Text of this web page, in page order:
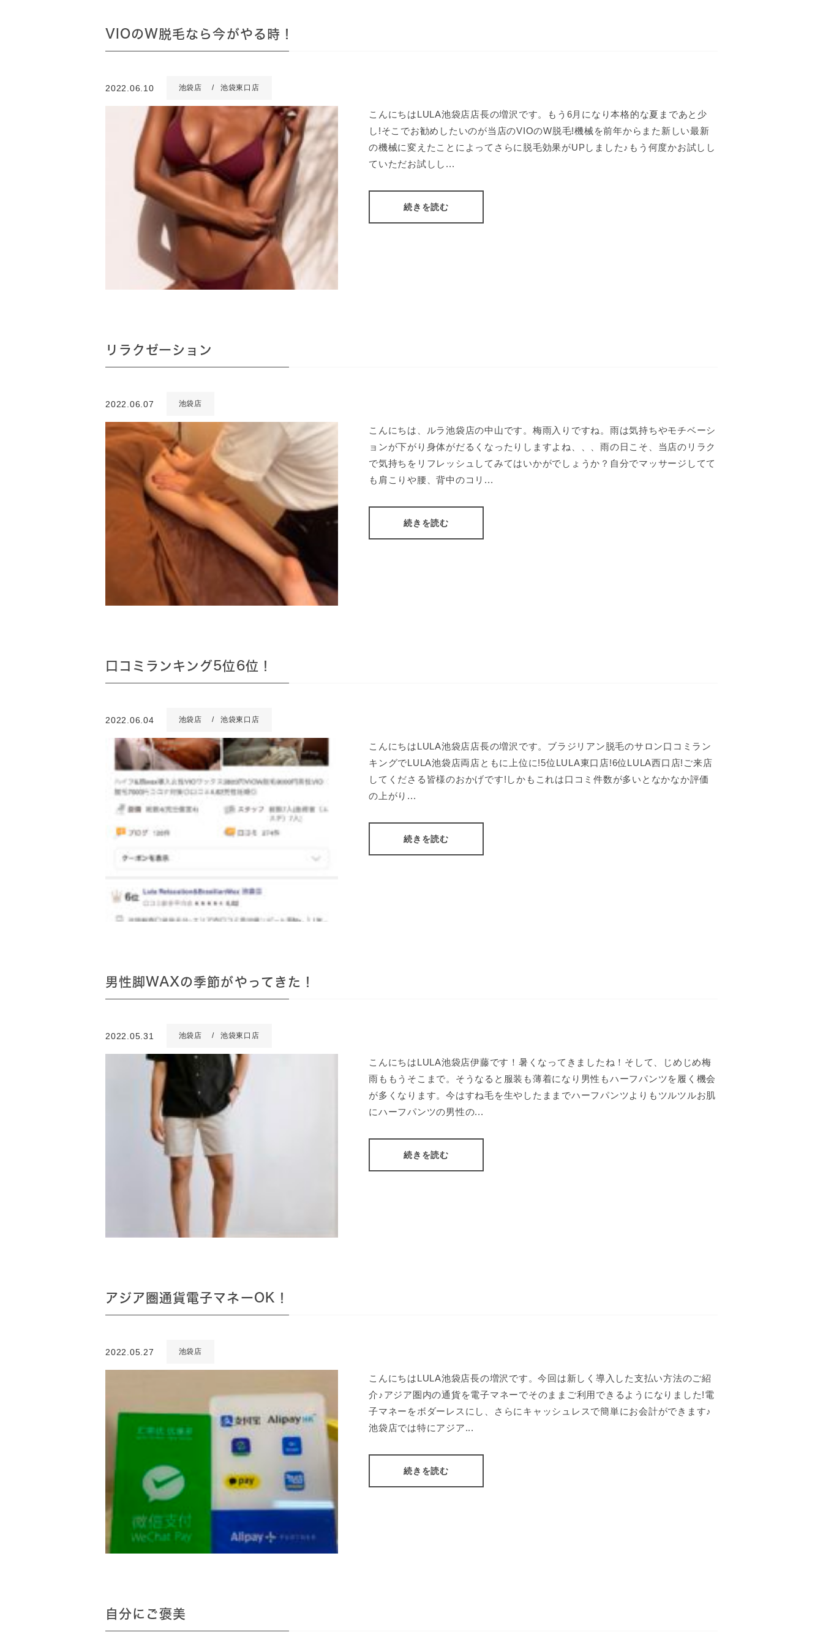
VIOのW脱毛なら今がやる時！
2022.06.10 池袋店 池袋東口店
こんにちはLULA池袋店店長の増沢です。もう6月になり本格的な夏まであと少
し!そこでお勧めしたいのが当店のVIOのW脱毛!機械を前年からまた新しい最新
の機械に変えたことによってさらに脱毛効果がUPしました♪もう何度かお試しし
ていただお試しし...
続きを読む
リラクゼーション
2022.06.07 池袋店
こんにちは、ルラ池袋店の中山です。梅雨入りですね。雨は気持ちやモチベーシ
ョンが下がり身体がだるくなったりしますよね、、、雨の日こそ、当店のリラク
で気持ちをリフレッシュしてみてはいかがでしょうか？自分でマッサージしてて
も肩こりや腰、背中のコリ...
続きを読む
口コミランキング5位6位！
2022.06.04 池袋店 池袋東口店
こんにちはLULA池袋店店長の増沢です。ブラジリアン脱毛のサロン口コミラン
キングでLULA池袋店両店ともに上位に!5位LULA東口店!6位LULA西口店!ご来店
してくださる皆様のおかげです!しかもこれは口コミ件数が多いとなかなか評価
の上がり...
続きを読む
男性脚WAXの季節がやってきた！
2022.05.31 池袋店 池袋東口店
こんにちはLULA池袋店伊藤です！暑くなってきましたね！そして、じめじめ梅
雨ももうそこまで。そうなると服装も薄着になり男性もハーフパンツを履く機会
が多くなります。今はすね毛を生やしたままでハーフパンツよりもツルツルお肌
にハーフパンツの男性の...
続きを読む
アジア圏通貨電子マネーOK！
2022.05.27 池袋店
こんにちはLULA池袋店長の増沢です。今回は新しく導入した支払い方法のご紹
介♪アジア圏内の通貨を電子マネーでそのままご利用できるようになりました!電
子マネーをボダーレスにし、さらにキャッシュレスで簡単にお会計ができます♪
池袋店では特にアジア...
続きを読む
自分にご褒美